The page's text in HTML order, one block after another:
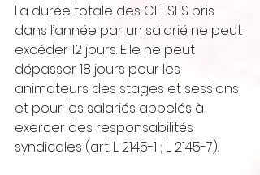
La durée totale des CFESES pris
dans l’année par un salarié ne peut
excéder 12 jours. Elle ne peut
dépasser 18 jours pour les
animateurs des stages et sessions
et pour les salariés appelés à
exercer des responsabilités
syndicales (art. L. 2145-1 ; L. 2145-7).